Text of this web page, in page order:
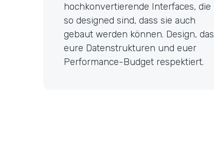
hochkonvertierende Interfaces, die
so designed sind, dass sie auch
gebaut werden können. Design, das
eure Datenstrukturen und euer
Performance-Budget respektiert.